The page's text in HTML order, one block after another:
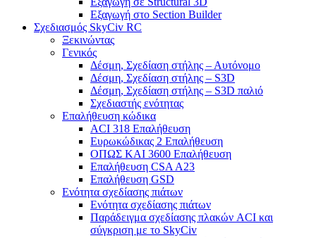
Εξαγωγή στο Section Builder
Σχεδιασμός SkyCiv RC
Ξεκινώντας
Γενικός
Δέσμη, Σχεδίαση στήλης – Αυτόνομο
Δέσμη, Σχεδίαση στήλης – S3D
Δέσμη, Σχεδίαση στήλης – S3D παλιό
Σχεδιαστής ενότητας
Επαλήθευση κώδικα
ACI 318 Επαλήθευση
Ευρωκώδικας 2 Επαλήθευση
ΟΠΩΣ ΚΑΙ 3600 Επαλήθευση
Επαλήθευση CSA A23
Επαλήθευση GSD
Ενότητα σχεδίασης πιάτων
Ενότητα σχεδίασης πιάτων
Παράδειγμα σχεδίασης πλακών ACI και
σύγκριση με το SkyCiv